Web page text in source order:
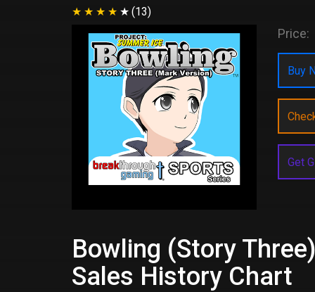
(13)
Price:
Buy
Get
Bowling (Story
Sales History Chart